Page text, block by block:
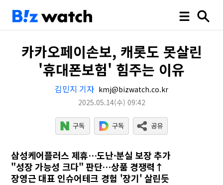
카카오페이손보, 캐롯도 못살린
'휴대폰보험' 힘주는 이유
김민지 기자 kmj@bizwatch.co.kr
2025.05.14(수) 09:42
삼성케어플러스 제휴…도난·분실 보장 추가
"성장 가능성 크다" 판단…상품 경쟁력↑
장영근 대표 인슈어테크 경험 '장기' 살린듯